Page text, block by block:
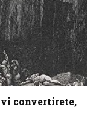
convertirete,